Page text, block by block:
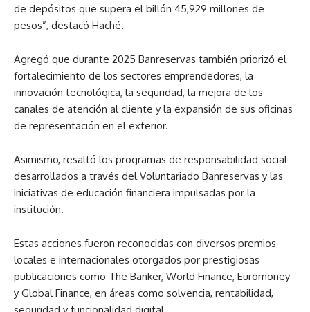
de depósitos que supera el billón 45,929 millones de
pesos”, destacó Haché.
Agregó que durante 2025 Banreservas también priorizó el
fortalecimiento de los sectores emprendedores, la
innovación tecnológica, la seguridad, la mejora de los
canales de atención al cliente y la expansión de sus oficinas
de representación en el exterior.
Asimismo, resaltó los programas de responsabilidad social
desarrollados a través del Voluntariado Banreservas y las
iniciativas de educación financiera impulsadas por la
institución.
Estas acciones fueron reconocidas con diversos premios
locales e internacionales otorgados por prestigiosas
publicaciones como The Banker, World Finance, Euromoney
y Global Finance, en áreas como solvencia, rentabilidad,